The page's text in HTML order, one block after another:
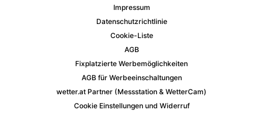
Impressum
Datenschutzrichtlinie
Cookie-Liste
AGB
Fixplatzierte Werbemöglichkeiten
AGB für Werbeeinschaltungen
wetter.at Partner (Messstation & WetterCam)
Cookie Einstellungen und Widerruf